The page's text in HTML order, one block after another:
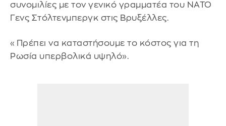
συνομιλίες με τον γενικό γραμματέα του ΝΑΤΟ
Γενς Στόλτενμπεργκ στις Βρυξέλλες.
«Πρέπει να καταστήσουμε το κόστος για τη
Ρωσία υπερβολικά υψηλό».